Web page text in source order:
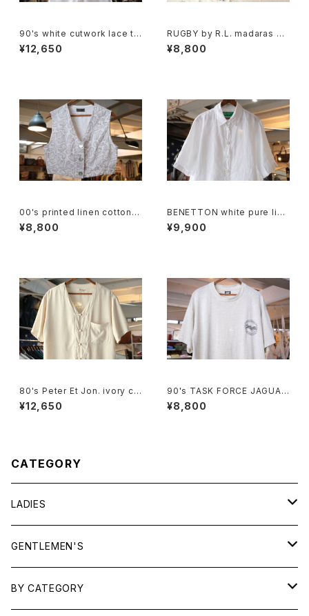
90's white cutwork lace tri
mmed cotton Blouse
¥12,650
RUGBY by R.L. madaras pl
aid cotton Shorts
¥8,800
00's printed linen cotton s
hort Vest
¥8,800
BENETTON white pure line
n S/S Shirt
¥9,900
80's Peter Et Jon. ivory chi
nese-button silk Shirt
¥12,650
90's TASK FORCE JAGUAR
printed Tee "Made in U.S.
A."
¥8,800
CATEGORY
LADIES
TOPS
SHIRTS
OUTERWEAR
GENTLEMEN'S
TOPS
BY CATEGORY